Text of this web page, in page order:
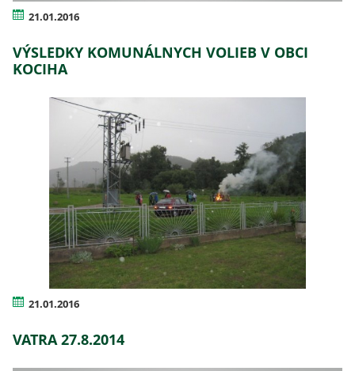
21.01.2016
VÝSLEDKY KOMUNÁLNYCH VOLIEB V OBCI
KOCIHA
21.01.2016
VATRA 27.8.2014